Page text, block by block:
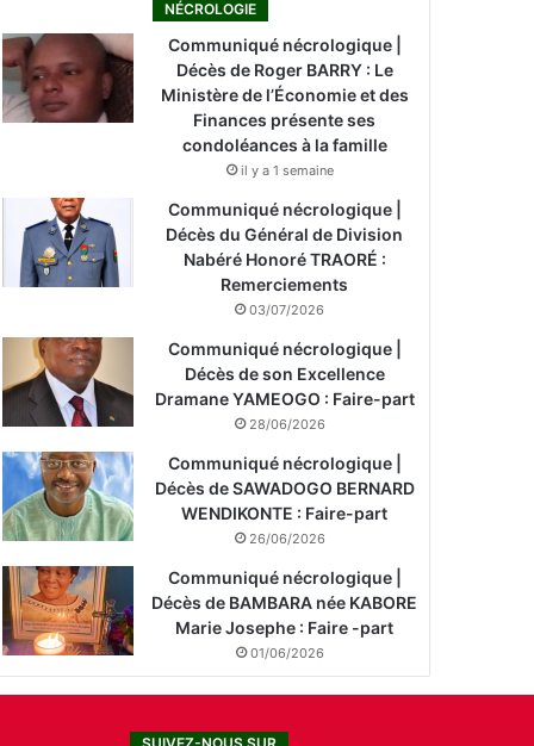
NÉCROLOGIE
Communiqué nécrologique |
Décès de Roger BARRY : Le
Ministère de l’Économie et des
Finances présente ses
condoléances à la famille
il y a 1 semaine
Communiqué nécrologique |
Décès du Général de Division
Nabéré Honoré TRAORÉ :
Remerciements
03/07/2026
Communiqué nécrologique |
Décès de son Excellence
Dramane YAMEOGO : Faire-part
28/06/2026
Communiqué nécrologique |
Décès de SAWADOGO BERNARD
WENDIKONTE : Faire-part
26/06/2026
Communiqué nécrologique |
Décès de BAMBARA née KABORE
Marie Josephe : Faire -part
01/06/2026